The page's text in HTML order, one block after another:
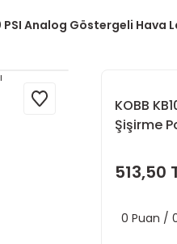
PSI Analog Göstergeli Hava
KOBB
Şişirme
513,50
0 Puan /